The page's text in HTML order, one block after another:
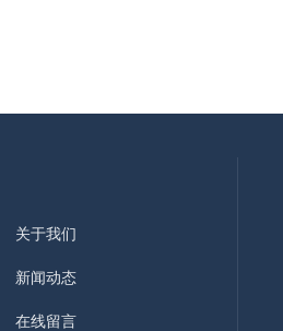
关于我们
新闻动态
在线留言